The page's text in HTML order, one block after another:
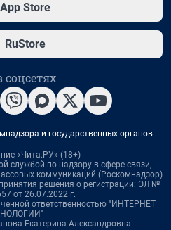
App Store
RuStore
и государственных органов
«Чита.РУ» (18+)
службой по надзору в сфере связи,
коммуникаций (Роскомнадзор)
решения о регистрации: ЭЛ №
от 26.07.2022 г.
ответственностью "ИНТЕРНЕТ
Екатерина Александровна